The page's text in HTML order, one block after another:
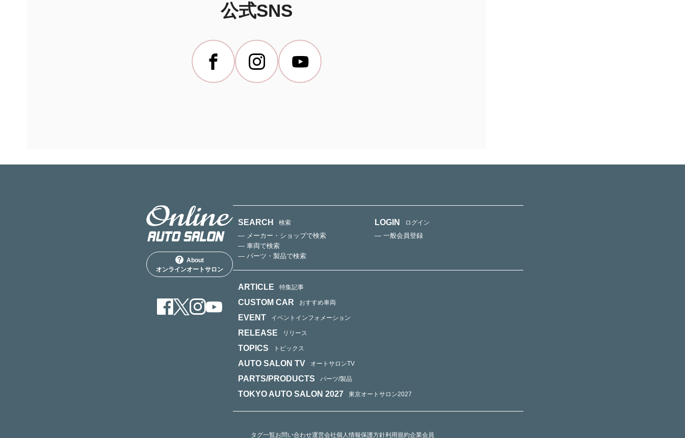
公式SNS
About
オンラインオートサロン
SEARCH 検索
— メーカー・ショップで検索
— 車両で検索
— パーツ・製品で検索
LOGIN ログイン
— 一般会員登録
ARTICLE 特集記事
CUSTOM CAR おすすめ車両
EVENT イベントインフォメーション
RELEASE リリース
TOPICS トピックス
AUTO SALON TV オートサロンTV
PARTS/PRODUCTS パーツ/製品
TOKYO AUTO SALON 2027 東京オートサロン2027
タグ一覧お問い合わせ運営会社個人情報保護方針利用規約企業会員